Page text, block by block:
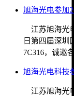
旭海光电参加
江苏旭海光
日第四届深圳
7C316，诚邀
旭海光电科技
江苏旭海光